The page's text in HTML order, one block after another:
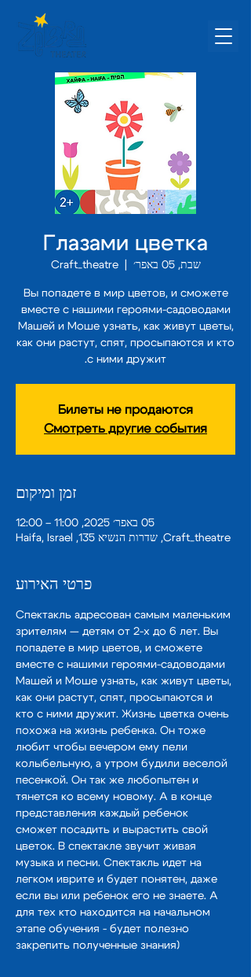
Глазами цветка
שבת, 05 באפר׳
  |
Craft_theatre
Вы попадете в мир цветов, и сможете
вместе c нашими героями-садоводами
Машей и Моше узнать, как живут цветы,
как они растут, спят, просыпаются и кто
с ними дружит.
Билеты не продаются
Смотреть другие события
זמן ומיקום
05 באפר׳ 2025, 11:00 – 12:00
Craft_theatre, שדרות הנשיא 135, Haifa, Israel
פרטי האירוע
Спектакль адресован самым маленьким
зрителям — детям от 2-х до 6 лет. Вы
попадете в мир цветов, и сможете
вместе c нашими героями-садоводами
Машей и Моше узнать, как живут цветы,
как они растут, спят, просыпаются и
кто с ними дружит. Жизнь цветка очень
похожа на жизнь ребенка. Он тоже
любит чтобы вечером ему пели
колыбельную, а утром будили веселой
песенкой. Он так же любопытен и
тянется ко всему новому. А в конце
представления каждый ребенок
сможет посадить и вырастить свой
цветок. В спектакле звучит живая
музыка и песни. Спектакль идет на
легком иврите и будет понятен, даже
если вы или ребенок его не знаете. А
для тех кто находится на начальном
этапе обучения - будет полезно
закрепить полученные знания)